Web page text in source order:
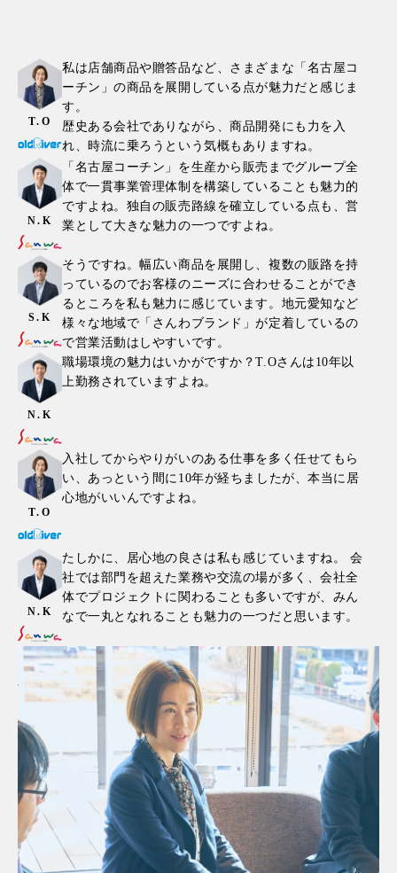
T.O
私は店舗商品や贈答品など、さまざまな「名古屋コ
ーチン」の商品を展開している点が魅力だと感じま
す。
歴史ある会社でありながら、商品開発にも力を入
れ、時流に乗ろうという気概もありますね。
N.K
「名古屋コーチン」を生産から販売までグループ全
体で一貫事業管理体制を構築していることも魅力的
ですよね。独自の販売路線を確立している点も、営
業として大きな魅力の一つですよね。
S.K
そうですね。幅広い商品を展開し、複数の販路を持
っているのでお客様のニーズに合わせることができ
るところを私も魅力に感じています。地元愛知など
様々な地域で「さんわブランド」が定着しているの
で営業活動はしやすいです。
N.K
職場環境の魅力はいかがですか？T.Oさんは10年以
上勤務されていますよね。
T.O
入社してからやりがいのある仕事を多く任せてもら
い、あっという間に10年が経ちましたが、本当に居
心地がいいんですよね。
N.K
たしかに、居心地の良さは私も感じていますね。 会
社では部門を超えた業務や交流の場が多く、会社全
体でプロジェクトに関わることも多いですが、みん
なで一丸となれることも魅力の一つだと思います。